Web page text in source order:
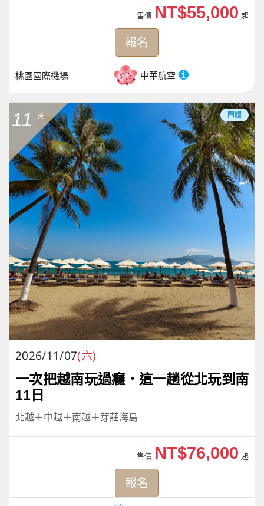
桃園國際機場 中華航空
售價 NT$55,000 起
報名
11 天 團體
2026/11/07(六)
一次把越南玩過癮．這一趟從北玩到南
11日
北越＋中越＋南越＋芽莊海島
售價 NT$76,000 起
報名